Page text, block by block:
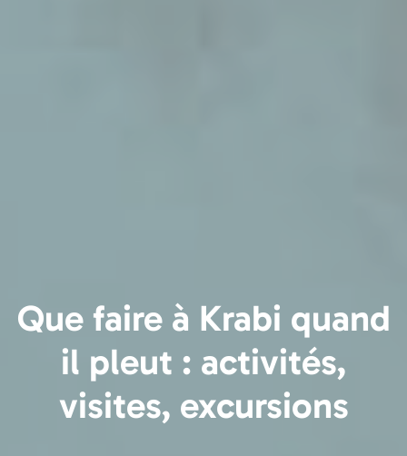
Que faire à Krabi quand
il pleut : activités,
visites, excursions